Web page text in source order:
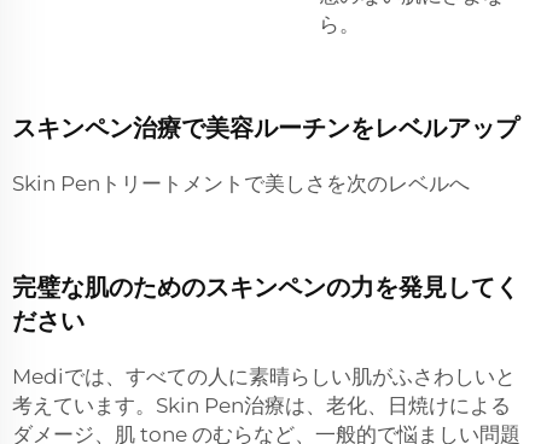
ら。
スキンペン治療で美容ルーチンをレベルアップ
Skin Penトリートメントで美しさを次のレベルへ
完璧な肌のためのスキンペンの力を発見してく
ださい
Mediでは、すべての人に素晴らしい肌がふさわしいと
考えています。Skin Pen治療は、老化、日焼けによる
ダメージ、肌 tone のむらなど、一般的で悩ましい問題